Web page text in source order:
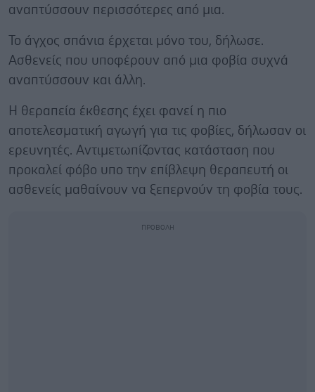
αναπτύσσουν περισσότερες από μια.
Το άγχος σπάνια έρχεται μόνο του, δήλωσε.
Ασθενείς που υποφέρουν από μια φοβία συχνά
αναπτύσσουν και άλλη.
Η θεραπεία έκθεσης έχει φανεί η πιο
αποτελεσματική αγωγή για τις φοβίες, δήλωσαν οι
ερευνητές. Αντιμετωπίζοντας κατάσταση που
προκαλεί φόβο υπο την επίβλεψη θεραπευτή οι
ασθενείς μαθαίνουν να ξεπερνούν τη φοβία τους.